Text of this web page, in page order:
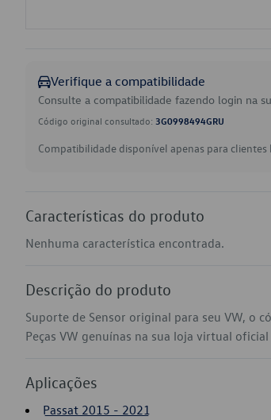
Verifique a compatibilidade
Consulte a compatibilidade fazendo login na
Código original consultado: 3G0998494GRU
Compatibilidade disponível apenas para clientes
Características do produto
Nenhuma característica encontrada.
Descrição do produto
Suporte de Sensor original para seu VW, o
Peças VW genuínas na sua loja virtual oficial
Aplicações
Passat 2015 - 2021